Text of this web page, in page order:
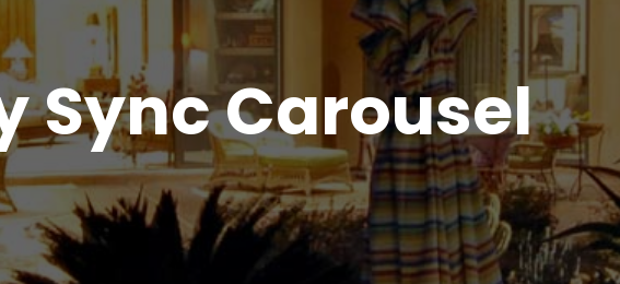
Sync Carousel